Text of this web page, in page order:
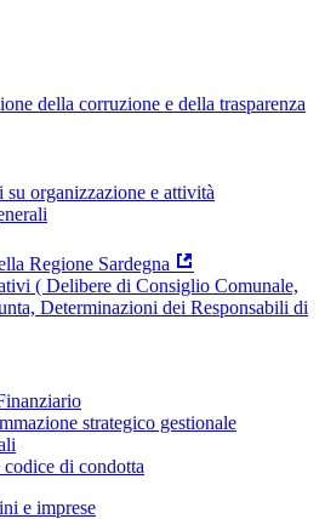
della corruzione e della trasparenza
organizzazione e attività
Regione Sardegna
( Delibere di Consiglio Comunale,
Determinazioni dei Responsabili di
strategico gestionale
di condotta
e imprese